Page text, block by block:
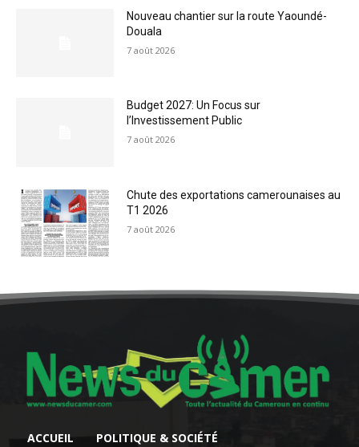
Nouveau chantier sur la route Yaoundé-
Douala
7 août 2026
Budget 2027: Un Focus sur
l’Investissement Public
7 août 2026
Chute des exportations camerounaises au
T1 2026
7 août 2026
ACCUEIL POLITIQUE & SOCIÉTÉ